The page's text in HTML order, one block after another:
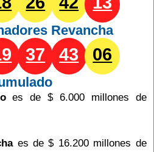
Revancha
37 43 06
es de $ 6.000 millones de
es de $ 16.200 millones de